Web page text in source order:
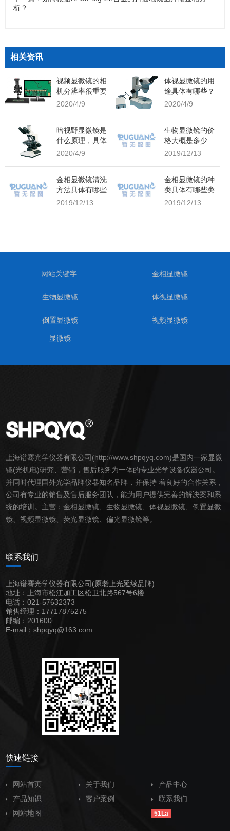
析？
相关资讯
视频显微镜的相
机分辨率很重要
吗？
2020/4/9
体视显微镜的用
途具体有哪些？
2020/4/9
暗视野显微镜是
什么原理，具体
用在什么领域？
2020/4/9
生物显微镜的价
格大概是多少
的？
2019/12/13
金相显微镜清洗
方法具体有哪些
2019/12/13
金相显微镜的种
类具体有哪些类
型？
2019/12/13
网站关键字: 金相显微镜
生物显微镜 体视显微镜
倒置显微镜 视频显微镜
显微镜
上海谱骞光学仪器有限公司(http://www.shpqyq.com)是国内一家显微
镜(光机电)研究、营销，售后服务为一体的专业光学设备仪器公司。
并同时代理国外光学品牌仪器知名品牌，并保持 着良好的合作关系，
公司有专业的销售及售后服务团队，能为用户提供完善的解决案和系
统的培训。主营： 金相显微镜、 生物显微镜、 体视显微镜、 倒置显微
镜、 视频显微镜、荧光显微镜、偏光显微镜等。
联系我们
上海谱骞光学仪器有限公司(原老上光延续品牌)
地址：上海市松江加工区松卫北路567号6楼
电话：021-57632373
销售经理：17717875275
邮编：201600
E-mail：shpqyq@163.com
快速链接
网站首页 关于我们
产品中心
产品知识
客户案例
联系我们
网站地图
51La